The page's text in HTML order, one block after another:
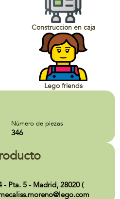
Construccion en caja
Lego friends
Número de piezas
346
- Pta. 5 - Madrid, 28020 (